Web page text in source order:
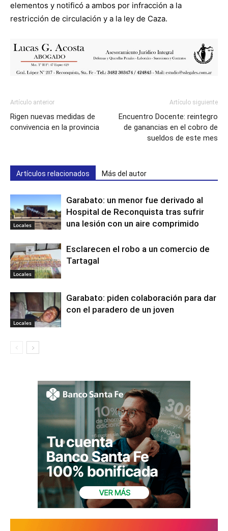
elementos y notificó a ambos por infracción a la
restricción de circulación y a la ley de Caza.
Artículo anterior
Rigen nuevas medidas de
convivencia en la provincia
Artículo siguiente
Encuentro Docente: reintegro
de ganancias en el cobro de
sueldos de este mes
Artículos relacionados Más del autor
Locales
Garabato: un menor fue derivado al
Hospital de Reconquista tras sufrir
una lesión con un aire comprimido
Locales
Esclarecen el robo a un comercio de
Tartagal
Locales
Garabato: piden colaboración para dar
con el paradero de un joven